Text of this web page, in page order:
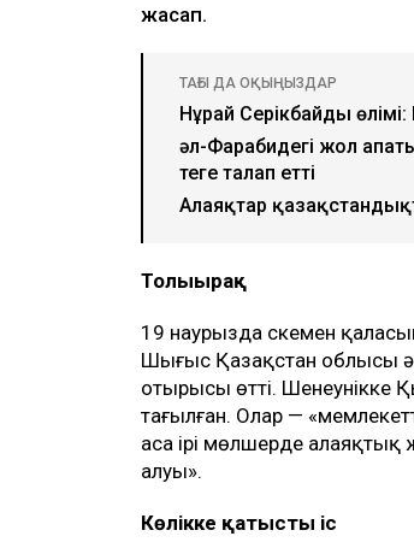
жасап.
ТАҒЫ ДА ОҚЫҢЫЗДАР
Нұрай Серікбайдың
әл-Фарабидегі жол
теңге талап етті
Алаяқтар
Толығырақ
19 наурызда Өскемен
Шығыс Қазақстан облысы
отырысы өтті. Шенеунікке
тағылған. Олар —
аса ірі мөлшерде
алуы».
Көлікке қатысты іс